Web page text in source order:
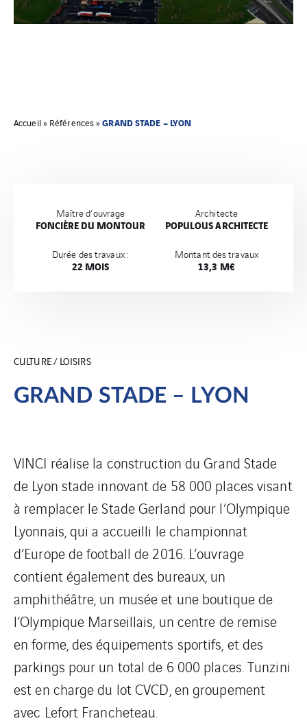
Accueil» Références»GRAND STADE – LYON
Maître d’ouvrage
FONCIÈRE DU MONTOUR
Architecte
POPULOUS ARCHITECTE
Durée des travaux :
22 MOIS
Montant des travaux
13,3 M€
CULTURE / LOISIRS
GRAND STADE – LYON
VINCI réalise la construction du Grand Stade
de Lyon stade innovant de 58 000 places visant
à remplacer le Stade Gerland pour l’Olympique
Lyonnais, qui a accueilli le championnat
d’Europe de football de 2016. L’ouvrage
contient également des bureaux, un
amphithéâtre, un musée et une boutique de
l’Olympique Marseillais, un centre de remise
en forme, des équipements sportifs, et des
parkings pour un total de 6 000 places. Tunzini
est en charge du lot CVCD, en groupement
avec Lefort Francheteau.